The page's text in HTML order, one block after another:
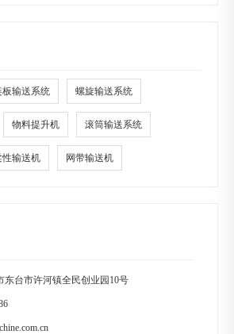
板输送系统 螺旋输送系统
物料提升机 滚筒输送系统
性输送机 网带输送机
东台市许河镇全民创业园10号